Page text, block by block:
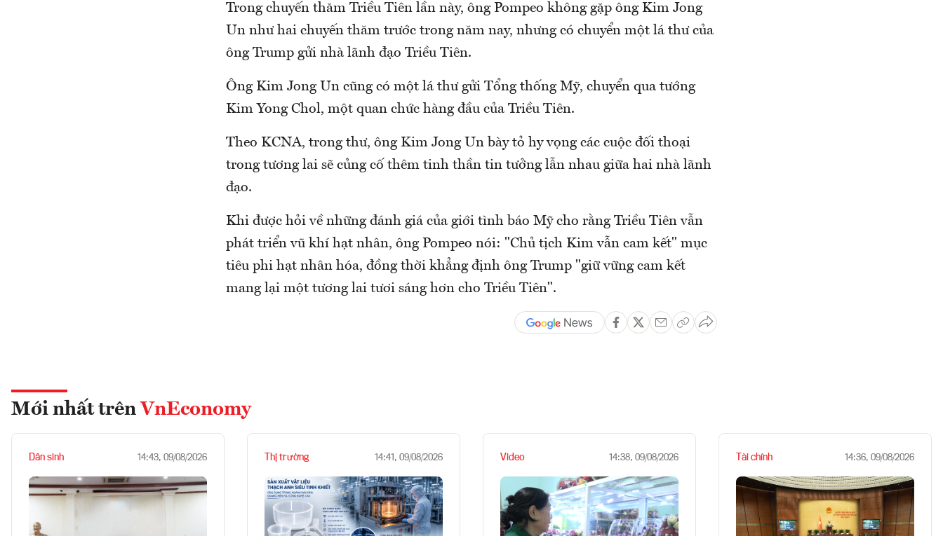
Trong chuyến thăm Triều Tiên lần này, ông Pompeo không gặp ông Kim Jong
Un như hai chuyến thăm trước trong năm nay, nhưng có chuyển một lá thư của
ông Trump gửi nhà lãnh đạo Triều Tiên.
Ông Kim Jong Un cũng có một lá thư gửi Tổng thống Mỹ, chuyển qua tướng
Kim Yong Chol, một quan chức hàng đầu của Triều Tiên.
Theo KCNA, trong thư, ông Kim Jong Un bày tỏ hy vọng các cuộc đối thoại
trong tương lai sẽ củng cố thêm tinh thần tin tưởng lẫn nhau giữa hai nhà lãnh
đạo.
Khi được hỏi về những đánh giá của giới tình báo Mỹ cho rằng Triều Tiên vẫn
phát triển vũ khí hạt nhân, ông Pompeo nói: "Chủ tịch Kim vẫn cam kết" mục
tiêu phi hạt nhân hóa, đồng thời khẳng định ông Trump "giữ vững cam kết
mang lại một tương lai tươi sáng hơn cho Triều Tiên".
Mới nhất trên VnEconomy
Dân sinh 14:43, 09/08/2026 Thị trường 14:41, 09/08/2026 Video 14:38, 09/08/2026 Tài chính 14:36, 09/08/2026